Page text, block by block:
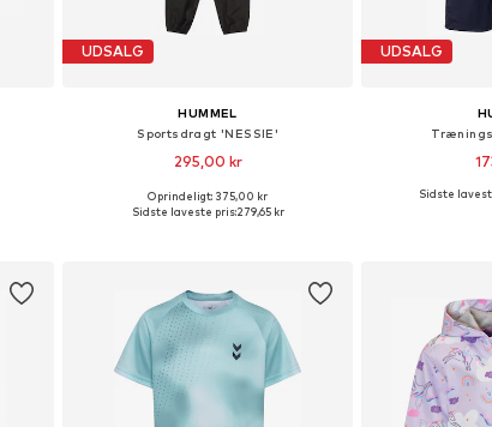
UDSALG
HUMMEL
Sportsdragt 'NESSIE'
295,00 kr
Fås i mange størrelser
Oprindeligt: 375,00 kr
Sidste laveste pris:279,65 kr
UDSALG
Fås i
Sidste